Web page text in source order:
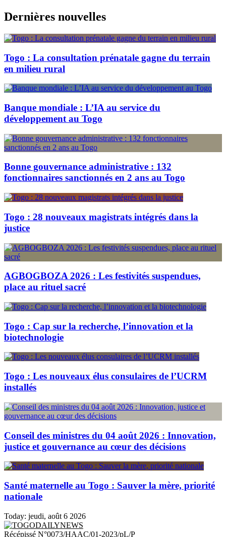
Skip
to
content
Dernières nouvelles
Togo : La consultation prénatale gagne du terrain
en milieu rural
Banque mondiale : L’IA au service du
développement au Togo
Bonne gouvernance administrative : 132
fonctionnaires sanctionnés en 2 ans au Togo
Togo : 28 nouveaux magistrats intégrés dans la
justice
AGBOGBOZA 2026 : Les festivités suspendues,
place au rituel sacré
Togo : Cap sur la recherche, l’innovation et la
biotechnologie
Togo : Les nouveaux élus consulaires de l’UCRM
installés
Conseil des ministres du 04 août 2026 : Innovation,
justice et gouvernance au cœur des décisions
Santé maternelle au Togo : Sauver la mère, priorité
nationale
Today: jeudi, août 6 2026
TOGODAILYNEWS
Récépissé N°0073/HAAC/01-2023/pL/P